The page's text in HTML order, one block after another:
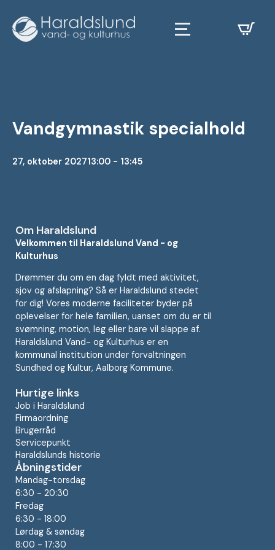
Vandgymnastik specialhold
27, oktober 202713:00 - 13:45
Om Haraldslund
Velkommen til Haraldslund Vand - og
Kulturhus
Drømmer du om en dag fyldt med aktivitet,
sjov og afslapning? Så er Haraldslund stedet
for dig! Vores moderne faciliteter byder på
oplevelser for hele familien, uanset om du er til
svømning, motion, leg eller bare vil slappe af.
Haraldslund Vand- og Kulturhus er en
kommunal institution under forvaltningen
Sundhed og Kultur, Aalborg Kommune.
Hurtige links
Job i Haraldslund
Firmaordning
Brugerråd
Servicepunkt
Haraldslunds historie
Åbningstider
Mandag-torsdag
6:30 - 20:30
Fredag
6:30 - 18:00
Lørdag & søndag
8:00 - 17:30